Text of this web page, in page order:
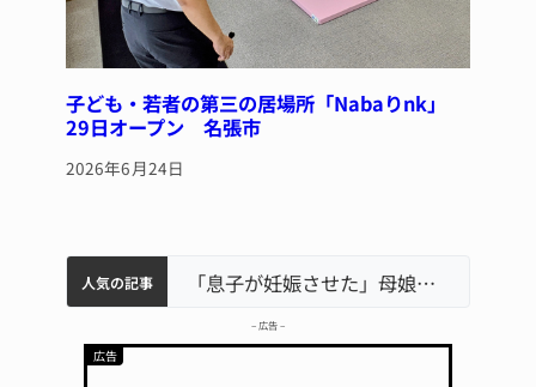
子ども・若者の第三の居場所「Nabaりnk」
29日オープン 名張市
2026年6月24日
人気の記事
名張市水道料金47％値上げへ 答申案、審議会で大筋まとまる
中学校の陶壁モニュメント 地元建設会社がボランティアで清掃 伊賀名張市立病院のDMAT、熊本地震の被災地へ 能登以来3回目の派遣 「息子が妊娠させた」母娘だまされ400万円詐欺被害 名張
– 広告 –